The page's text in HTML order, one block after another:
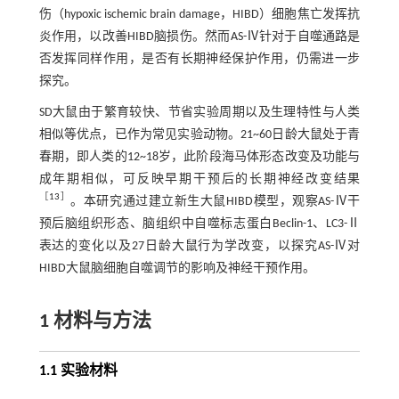
伤（hypoxic ischemic brain damage，HIBD）细胞焦亡发挥抗
炎作用，以改善HIBD脑损伤。然而AS-Ⅳ针对于自噬通路是
否发挥同样作用，是否有长期神经保护作用，仍需进一步
探究。
SD大鼠由于繁育较快、节省实验周期以及生理特性与人类
相似等优点，已作为常见实验动物。21~60日龄大鼠处于青
春期，即人类的12~18岁，此阶段海马体形态改变及功能与
成年期相似，可反映早期干预后的长期神经改变结果
［13］ 。本研究通过建立新生大鼠HIBD模型，观察AS-Ⅳ干
预后脑组织形态、脑组织中自噬标志蛋白Beclin-1、LC3-Ⅱ
表达的变化以及27日龄大鼠行为学改变，以探究AS-Ⅳ对
HIBD大鼠脑细胞自噬调节的影响及神经干预作用。
1 材料与方法
1.1 实验材料